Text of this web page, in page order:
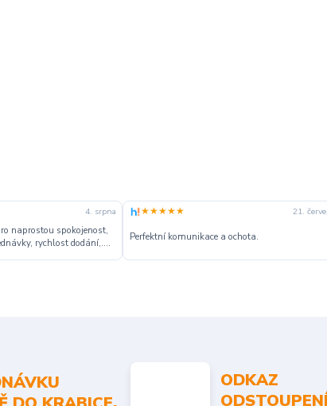
4. srpna
naprostou spokojenost,
rychlost dodání,....
★★★★★ 21.
Perfektní komunikace a ochota.
ODKAZ